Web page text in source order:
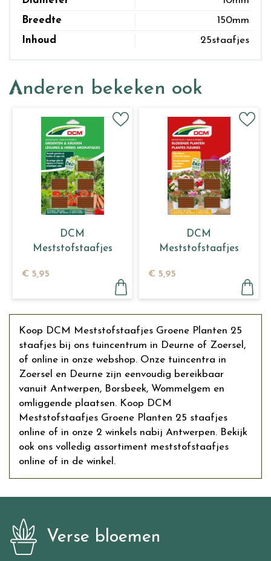
Breedte
150mm
Inhoud
25staafjes
Anderen bekeken ook
DCM
Meststofstaafjes
25 staafjes
€ 5,95
DCM
Meststofstaafjes
€ 5,95
Koop DCM Meststofstaafjes Groene Planten 25
staafjes bij ons tuincentrum in Deurne of Zoersel,
of online in onze webshop. Onze tuincentra in
Zoersel en Deurne zijn eenvoudig bereikbaar
vanuit Antwerpen, Borsbeek, Wommelgem en
omliggende plaatsen. Koop DCM
Meststofstaafjes Groene Planten 25 staafjes
online of in onze 2 winkels nabij Antwerpen. Bekijk
ook ons volledig assortiment meststofstaafjes
online of in de winkel.
Verse bloemen